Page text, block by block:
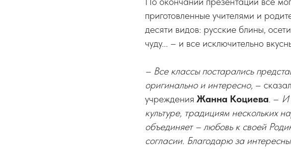
приготовленные учителями и
десяти видов: русские блины,
чуду... – и все исключительно
– Все классы постарались
оригинально и интересно, –
учреждения Жанна Коциева. – И
культуре, традициям нескольких
объединяет – любовь к своей
согласии. Благодарю за